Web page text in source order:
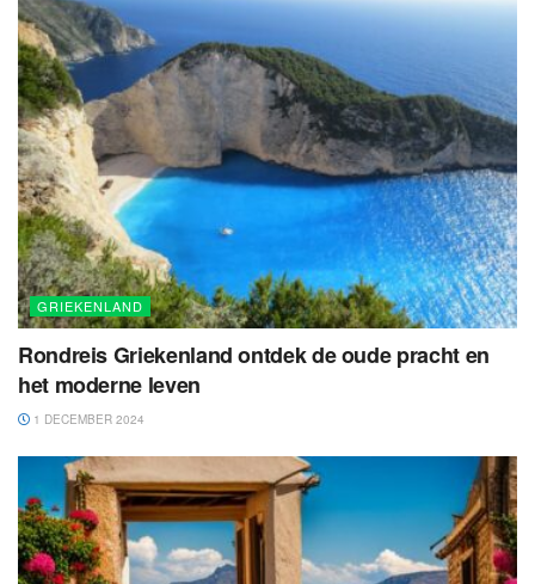
GRIEKENLAND
Rondreis Griekenland ontdek de oude pracht en
het moderne leven
1 DECEMBER 2024